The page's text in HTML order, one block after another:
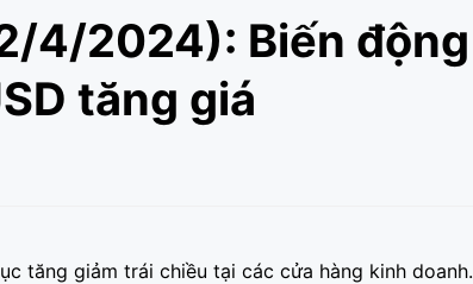
4/2024): Biến động
tăng giá
tăng giảm trái chiều tại các cửa hàng kinh doanh.